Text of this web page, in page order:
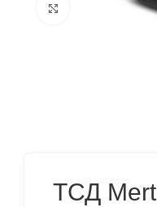
Нажмите, чтобы
ТСД